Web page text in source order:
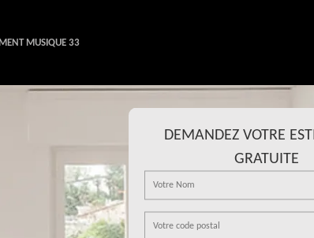
MUSIQUE 33
DEMANDEZ VOTRE
GRATUITE